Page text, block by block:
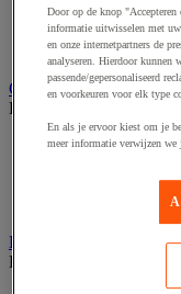
Elektrische
Verlengsnoer,
Wandcontactdoos
Gereedschap opbergen
Bekijk de hele
Assortimentsdoos
Verrijdbare
Handgereedschap
Bekijk de hele
Door op de knop
informatie uitwisselen met
en onze internetpartners de
analyseren. Hierdoor kunnen
passende/gepersonaliseerd
en voorkeuren voor elk type
En als je ervoor kiest om je
meer informatie verwijzen we